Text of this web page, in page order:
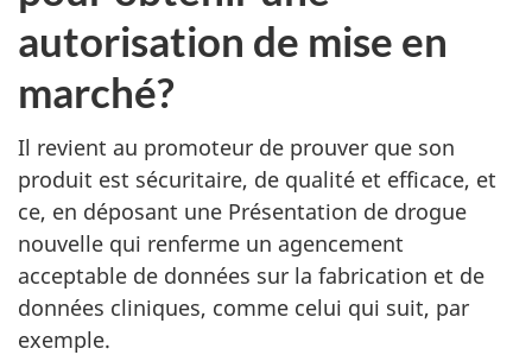
autorisation de mise en
marché?
Il revient au promoteur de prouver que son
produit est sécuritaire, de qualité et efficace, et
ce, en déposant une Présentation de drogue
nouvelle qui renferme un agencement
acceptable de données sur la fabrication et de
données cliniques, comme celui qui suit, par
exemple.